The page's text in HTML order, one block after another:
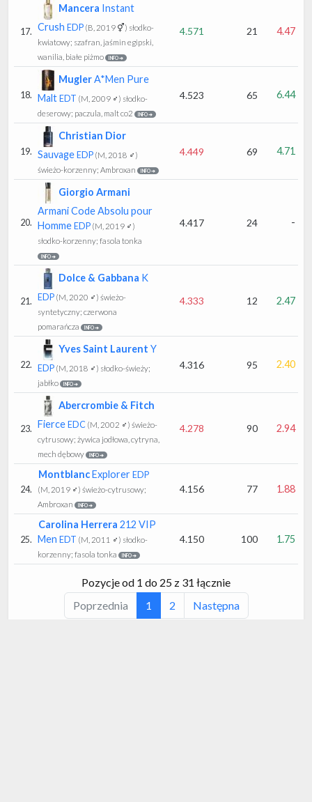
17.
Mancera Instant
Crush EDP (B, 2019 ⚥) słodko-
kwiatowy; szafran, jaśmin egipski,
wanilia, białe piżmo
INFO ➔
4.571 21 4.47
18.
MuglerA*Men Pure
Malt EDT (M, 2009 ♂) słodko-
deserowy; paczula, malt co2
INFO ➔
4.523 65 6.44
19.
Christian Dior
Sauvage EDP (M, 2018 ♂)
świeżo-korzenny; Ambroxan
INFO ➔
4.449 69 4.71
20.
Giorgio Armani
Armani Code Absolu pour
Homme EDP (M, 2019 ♂)
słodko-korzenny; fasola tonka
INFO ➔
4.417 24 -
21.
Dolce & Gabbana K
EDP (M, 2020 ♂) świeżo-
syntetyczny; czerwona
pomarańcza
INFO ➔
4.333 12 2.47
22.
Yves Saint Laurent Y
EDP (M, 2018 ♂) słodko-świeży;
jabłko
INFO ➔
4.316 95 2.40
23.
Abercrombie & Fitch
Fierce EDC (M, 2002 ♂) świeżo-
cytrusowy; żywica jodłowa, cytryna,
mech dębowy
INFO ➔
4.278 90 2.94
24.
MontblancExplorer EDP
(M, 2019 ♂) świeżo-cytrusowy;
Ambroxan
INFO ➔
4.156 77 1.88
25.
Carolina Herrera 212 VIP
Men EDT (M, 2011 ♂) słodko-
korzenny; fasola tonka
INFO ➔
4.150 100 1.75
Pozycje od 1 do 25 z 31 łącznie
Poprzednia
1 2 Następna